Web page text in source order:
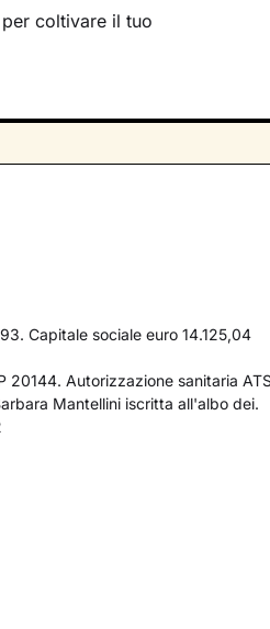
coltivare il tuo
Capitale sociale euro 14.125,04
20144. Autorizzazione sanitaria
Mantellini iscritta all'albo dei.